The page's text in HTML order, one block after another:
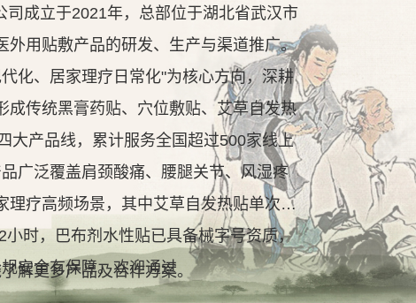
司成立于2021年，总部位于湖北省武汉市
外用贴敷产品的研发、生产与渠道推广。
化、居家理疗日常化"为核心方向，深耕
成传统黑膏药贴、穴位敷贴、艾草自发热
大产品线，累计服务全国超过500家线上
广泛覆盖肩颈酸痛、腰腿关节、风湿疼
理疗高频场景，其中艾草自发热贴单次持
小时，巴布剂水性贴已具备械字号资质，
安全有保障。欢迎通过
解更多产品及合作方案。